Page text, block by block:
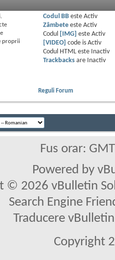
proprii
Codul BBeste Activ
Zâmbeteeste Activ
Codul
[IMG] este Activ
[VIDEO] code is Activ
Codul HTML este
Inactiv
Trackbacksare
Inactiv
Reguli Forum
Fus orar:
Powered by
© 2026 vBulletin
Search Engine
Traducere
Copyright